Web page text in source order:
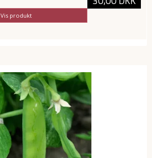
Vis produkt